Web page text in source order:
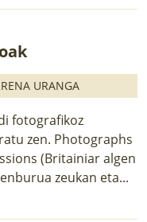
URANGA
fotografikoz
zen. Photographs
(Britainiar algen
zeukan eta...